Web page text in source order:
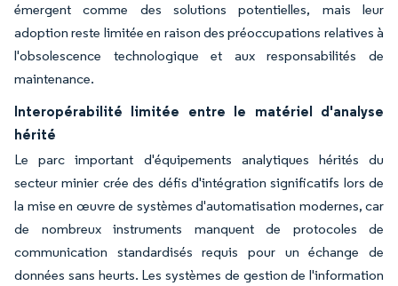
émergent comme des solutions potentielles, mais leur
adoption reste limitée en raison des préoccupations relatives à
l'obsolescence technologique et aux responsabilités de
maintenance.
Interopérabilité limitée entre le matériel d'analyse
hérité
Le parc important d'équipements analytiques hérités du
secteur minier crée des défis d'intégration significatifs lors de
la mise en œuvre de systèmes d'automatisation modernes, car
de nombreux instruments manquent de protocoles de
communication standardisés requis pour un échange de
données sans heurts. Les systèmes de gestion de l'information